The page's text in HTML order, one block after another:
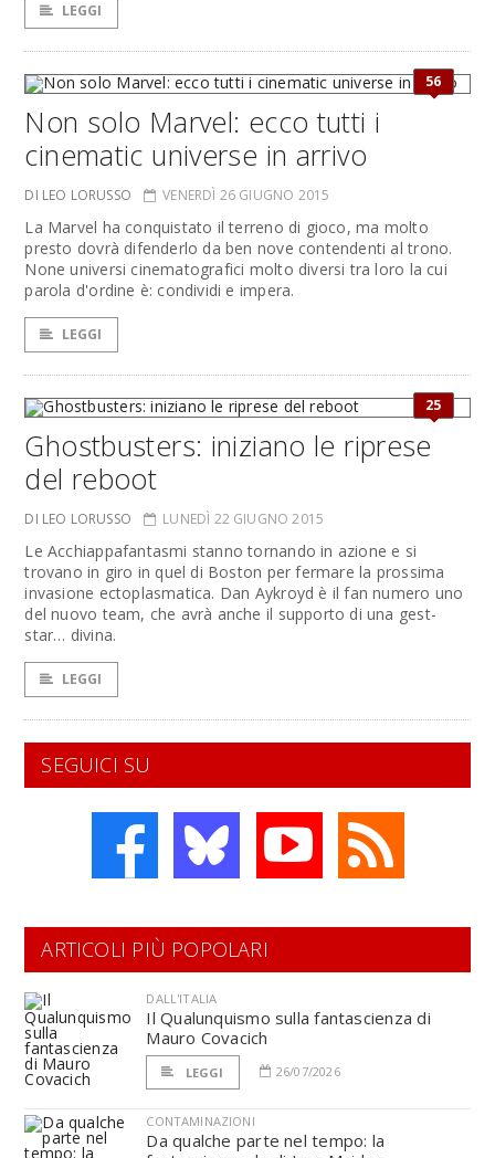
LEGGI
56
Non solo Marvel: ecco tutti i
cinematic universe in arrivo
DI LEO LORUSSO VENERDÌ 26 GIUGNO 2015
La Marvel ha conquistato il terreno di gioco, ma molto
presto dovrà difenderlo da ben nove contendenti al trono.
None universi cinematografici molto diversi tra loro la cui
parola d'ordine è: condividi e impera.
LEGGI
25
Ghostbusters: iniziano le riprese
del reboot
DI LEO LORUSSO LUNEDÌ 22 GIUGNO 2015
Le Acchiappafantasmi stanno tornando in azione e si
trovano in giro in quel di Boston per fermare la prossima
invasione ectoplasmatica. Dan Aykroyd è il fan numero uno
del nuovo team, che avrà anche il supporto di una gest-
star… divina.
LEGGI
SEGUICI SU
ARTICOLI PIÙ POPOLARI
DALL'ITALIA
Il Qualunquismo sulla fantascienza di
Mauro Covacich
LEGGI 26/07/2026
CONTAMINAZIONI
Da qualche parte nel tempo: la